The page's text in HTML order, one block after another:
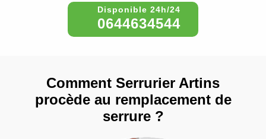
0644634544
Comment Serrurier Artins
procède au remplacement de
serrure ?